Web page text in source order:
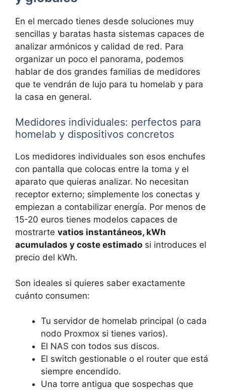
En el mercado tienes desde soluciones muy
sencillas y baratas hasta sistemas capaces de
analizar armónicos y calidad de red. Para
organizar un poco el panorama, podemos
hablar de dos grandes familias de medidores
que te vendrán de lujo para tu homelab y para
la casa en general.
Medidores individuales: perfectos para
homelab y dispositivos concretos
Los medidores individuales son esos enchufes
con pantalla que colocas entre la toma y el
aparato que quieras analizar. No necesitan
receptor externo; simplemente los conectas y
empiezan a contabilizar energía. Por menos de
15-20 euros tienes modelos capaces de
mostrarte vatios instantáneos, kWh
acumulados y coste estimado si introduces el
precio del kWh.
Son ideales si quieres saber exactamente
cuánto consumen:
Tu servidor de homelab principal (o cada
nodo Proxmox si tienes varios).
El NAS con todos sus discos.
El switch gestionable o el router que está
siempre encendido.
Una torre antigua que sospechas que